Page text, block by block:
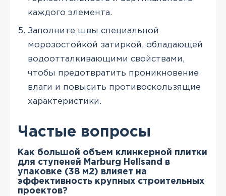
каждого элемента.
Заполните швы специальной
морозостойкой затиркой, обладающей
водоотталкивающими свойствами,
чтобы предотвратить проникновение
влаги и повысить противоскользящие
характеристики.
Частые вопросы
Как большой объем клинкерной плитки
для ступеней Marburg Hellsand в
упаковке (38 м2) влияет на
эффективность крупных строительных
проектов?